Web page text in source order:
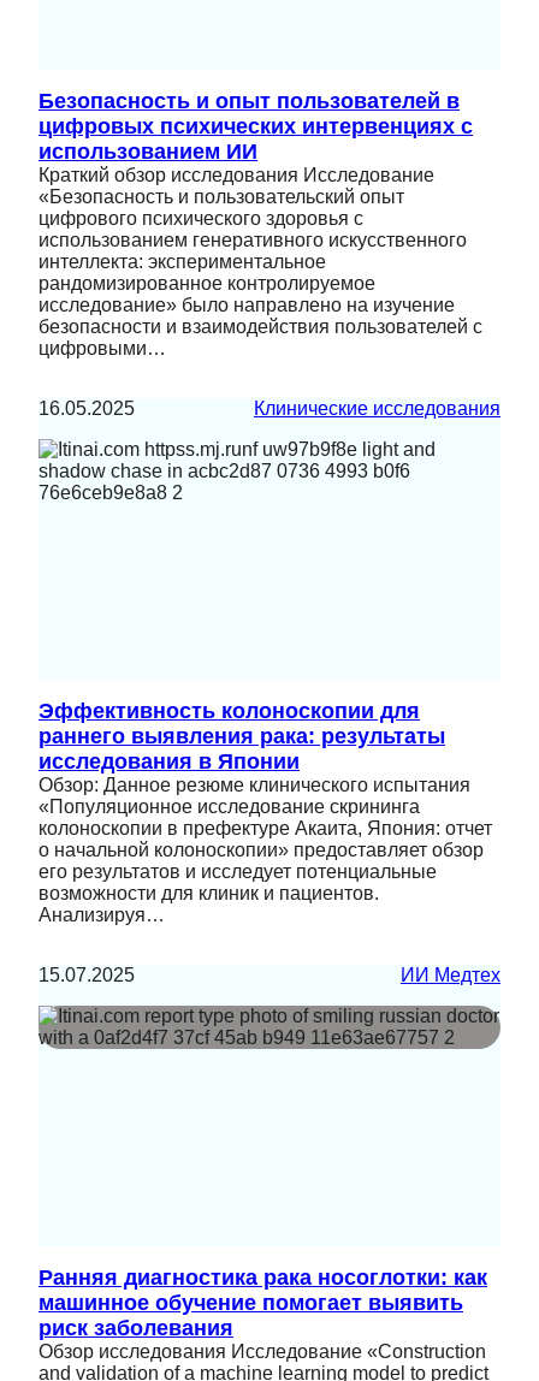
Безопасность и опыт пользователей в
цифровых психических интервенциях с
использованием ИИ
Краткий обзор исследования Исследование
«Безопасность и пользовательский опыт
цифрового психического здоровья с
использованием генеративного искусственного
интеллекта: экспериментальное
рандомизированное контролируемое
исследование» было направлено на изучение
безопасности и взаимодействия пользователей с
цифровыми…
16.05.2025 Клинические исследования
Эффективность колоноскопии для
раннего выявления рака: результаты
исследования в Японии
Обзор: Данное резюме клинического испытания
«Популяционное исследование скрининга
колоноскопии в префектуре Акаита, Япония: отчет
о начальной колоноскопии» предоставляет обзор
его результатов и исследует потенциальные
возможности для клиник и пациентов.
Анализируя…
15.07.2025 ИИ Медтех
Ранняя диагностика рака носоглотки: как
машинное обучение помогает выявить
риск заболевания
Обзор исследования Исследование «Construction
and validation of a machine learning model to predict